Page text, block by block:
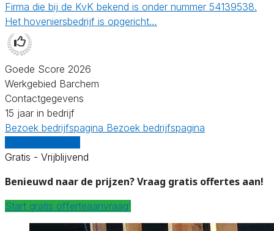
Firma die bij de KvK bekend is onder nummer 54139538.
Het hoveniersbedrijf is opgericht…
Goede Score 2026
Werkgebied Barchem
Contactgegevens
15 jaar in bedrijf
Bezoek bedrijfspagina Bezoek bedrijfspagina
Gratis - Vrijblijvend
Benieuwd naar de prijzen? Vraag gratis offertes aan!
Start gratis offerteaanvraag!